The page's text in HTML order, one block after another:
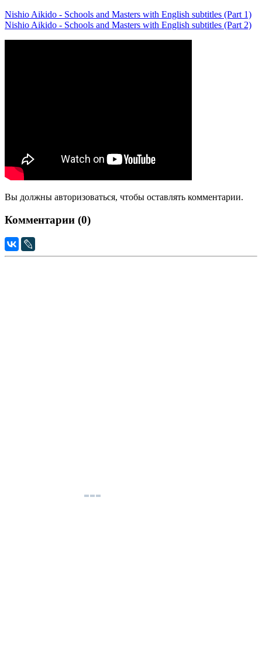
Nishio Aikido - Schools and Masters with English subtitles (Part 1)
Nishio Aikido - Schools and Masters with English subtitles (Part 2)
Вы должны авторизоваться, чтобы оставлять комментарии.
Комментарии (0)